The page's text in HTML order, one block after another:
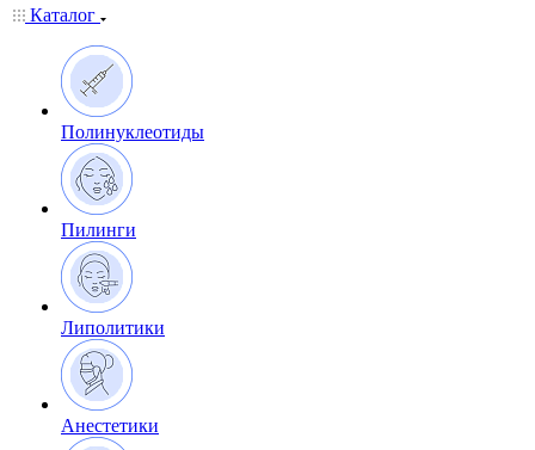
Каталог
Полинуклеотиды
Пилинги
Липолитики
Анестетики